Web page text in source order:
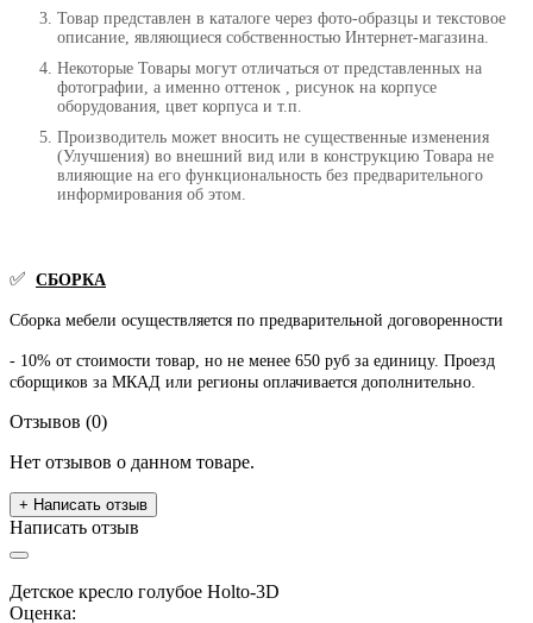
Товар представлен в каталоге через фото-образцы и текстовое
описание, являющиеся собственностью Интернет-магазина.
Некоторые Товары могут отличаться от представленных на
фотографии, а именно оттенок , рисунок на корпусе
оборудования, цвет корпуса и т.п.
Производитель может вносить не существенные изменения
(Улучшения) во внешний вид или в конструкцию Товара не
влияющие на его функциональность без предварительного
информирования об этом.
✅ СБОРКА
Сборка мебели осуществляется по предварительной договоренности
- 10% от стоимости товар, но не менее 650 руб за единицу. Проезд
сборщиков за МКАД или регионы оплачивается дополнительно.
Отзывов (0)
Нет отзывов о данном товаре.
+ Написать отзыв
Написать отзыв
Детское кресло голубое Holto-3D
Оценка: